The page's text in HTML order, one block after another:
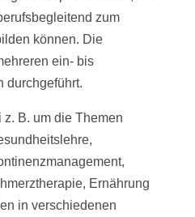
zum
können. Die
ein- bis
durchgeführt.
z. B. um die Themen
Ernährung
in verschiedenen